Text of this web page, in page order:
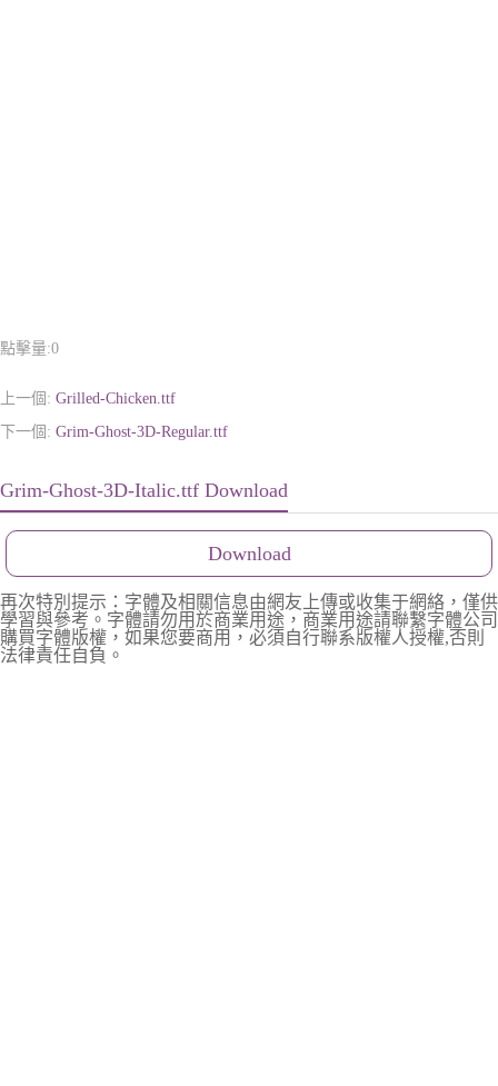
點擊量:0
上一個: Grilled-Chicken.ttf
下一個: Grim-Ghost-3D-Regular.ttf
Grim-Ghost-3D-Italic.ttf Download
Download
再次特別提示：字體及相關信息由網友上傳或收集于網絡，僅供
學習與參考。字體請勿用於商業用途，商業用途請聯繫字體公司
購買字體版權，如果您要商用，必須自行聯系版權人授權,否則
法律責任自負。